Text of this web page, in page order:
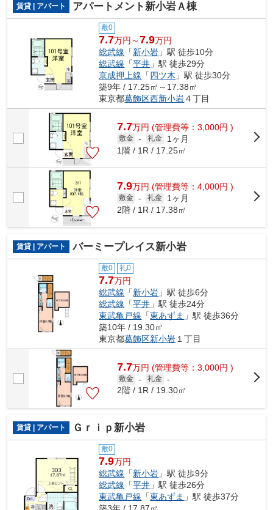
賃貸 | アパート アパートメント新小岩Ａ棟
敷0
7.7万円～7.9万円
総武線 「新小岩 」駅 徒歩10分
総武線 「平井 」駅 徒歩29分
京成押上線 「四ツ木 」駅 徒歩30分
築9年 / 17.25㎡～17.38㎡
東京都葛飾区西新小岩４丁目
7.7万円 (管理費等：3,000円 )
敷金 - 礼金
1ヶ月
1階 / 1R / 17.25㎡
7.9万円 (管理費等：4,000円 )
敷金 - 礼金
1ヶ月
2階 / 1R / 17.38㎡
賃貸 | アパート バーミープレイス新小岩
敷0 礼0
7.7万円
総武線 「新小岩 」駅 徒歩6分
総武線 「平井 」駅 徒歩24分
東武亀戸線 「東あずま 」駅 徒歩36分
築10年 / 19.30㎡
東京都葛飾区新小岩 １丁目
7.7万円 (管理費等：3,000円 )
敷金 - 礼金 -
2階 / 1R / 19.30㎡
賃貸 | アパート Ｇｒｉｐ新小岩
敷0
7.9万円
総武線 「新小岩 」駅 徒歩9分
総武線 「平井 」駅 徒歩26分
東武亀戸線 「東あずま 」駅 徒歩37分